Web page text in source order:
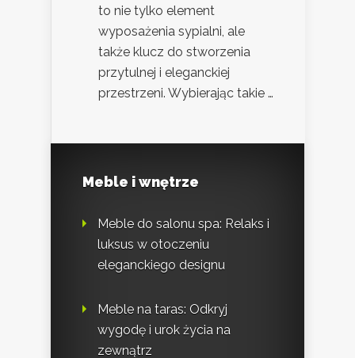
to nie tylko element
wyposażenia sypialni, ale
także klucz do stworzenia
przytulnej i eleganckiej
przestrzeni. Wybierając takie …
Meble i wnętrze
Meble do salonu spa: Relaks i
luksus w otoczeniu
eleganckiego designu
Meble na taras: Odkryj
wygodę i urok życia na
zewnątrz